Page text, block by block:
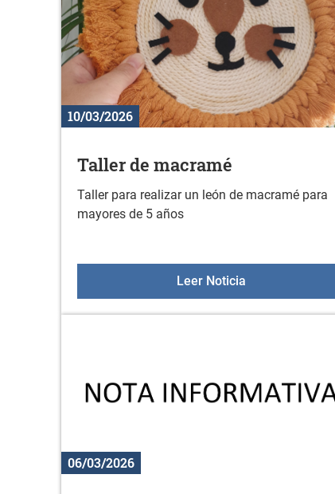
10/03/2026
Taller de macramé
Taller para realizar un león de macramé para
mayores de 5 años
Leer NoticiaTaller de
06/03/2026